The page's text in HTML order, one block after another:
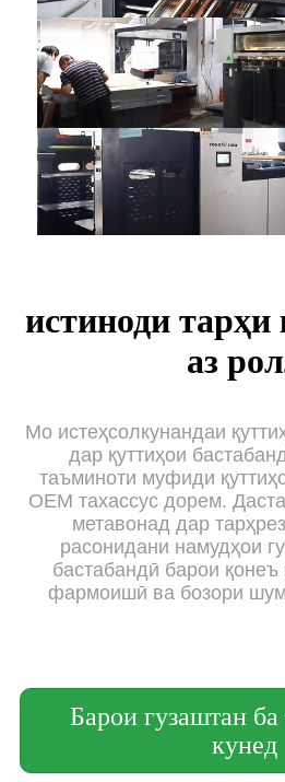
истиноди
аз
Мо истеҳсолкунандаи
дар қуттиҳои
таъминоти муфиди
OEM тахассус дорем.
метавонад дар
расонидани намудҳои
бастабандӣ барои қонеъ
фармоишӣ ва бозори
Барои гузаштан ба
кунед